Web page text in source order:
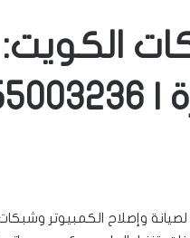
وإصلاح الكمبيوتر وشبكات